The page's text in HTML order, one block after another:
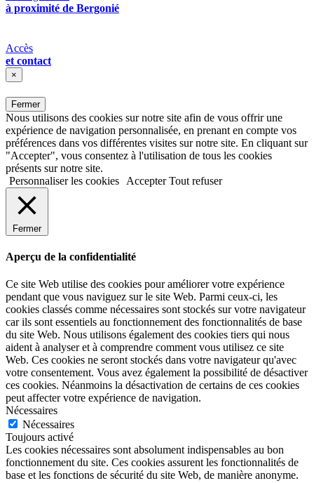
à proximité de Bergonié
Accès
et contact
×
Fermer
Nous utilisons des cookies sur notre site afin de vous offrir une
expérience de navigation personnalisée, en prenant en compte vos
préférences dans vos différentes visites sur notre site. En cliquant sur
"Accepter", vous consentez à l'utilisation de tous les cookies
présents sur notre site.
Personnaliser les cookies
Accepter Tout refuser
Fermer
Aperçu de la confidentialité
Ce site Web utilise des cookies pour améliorer votre expérience
pendant que vous naviguez sur le site Web. Parmi ceux-ci, les
cookies classés comme nécessaires sont stockés sur votre navigateur
car ils sont essentiels au fonctionnement des fonctionnalités de base
du site Web. Nous utilisons également des cookies tiers qui nous
aident à analyser et à comprendre comment vous utilisez ce site
Web. Ces cookies ne seront stockés dans votre navigateur qu'avec
votre consentement. Vous avez également la possibilité de désactiver
ces cookies. Néanmoins la désactivation de certains de ces cookies
peut affecter votre expérience de navigation.
Nécessaires
Nécessaires
Toujours activé
Les cookies nécessaires sont absolument indispensables au bon
fonctionnement du site. Ces cookies assurent les fonctionnalités de
base et les fonctions de sécurité du site Web, de manière anonyme.